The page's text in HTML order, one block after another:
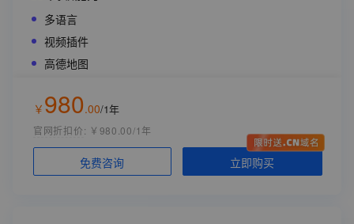
软件版本
轻量版（Lite）
部署节点
中国内地
购买时长
1年
多语言
视频插件
高德地图
支付插件
云资源配置 （统一配置，无需单独购买）
数据库空间1GB（表数量30张，单表10万行）
￥ 980.00/1年
官网折扣价: ￥980.00/1年
免费咨询 立即购买